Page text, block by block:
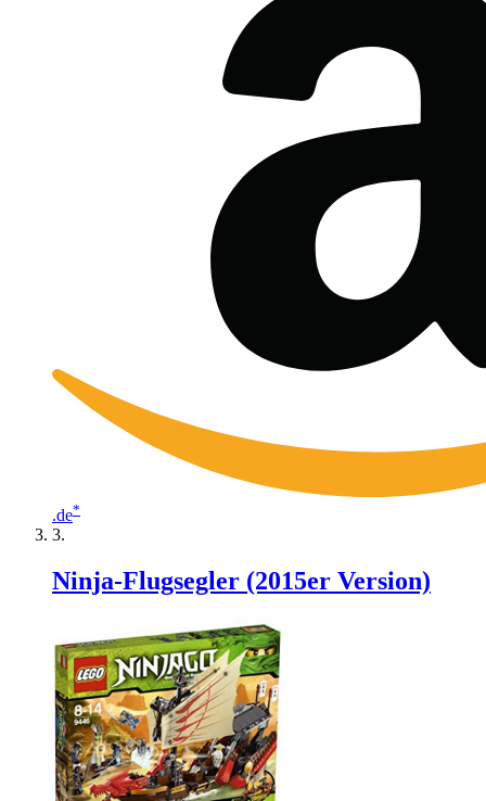
.de*
Ninja-Flugsegler (2015er Version)